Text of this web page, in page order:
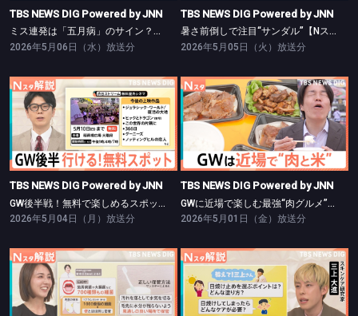
TBS NEWS DIG Powered by JNN
ミス連発は「五月病」のサイン？【Nスタ】
2026年5月06日（水）放送分
TBS NEWS DIG Powered by JNN
暑さ前倒しで注目“サンダル”【Nスタ】
2026年5月05日（火）放送分
TBS NEWS DIG Powered by JNN
GW後半戦！無料で楽しめるスポットをご紹介！【Nスタ】
TBS NEWS DIG Powered by JNN
GW後半戦！無料で楽しめるスポットをご紹介！【Nスタ】
2026年5月04日（月）放送分
TBS NEWS DIG Powered by JNN
GWに近場で楽しむ最強“肉グルメ”【Nスタ】
TBS NEWS DIG Powered by JNN
GWに近場で楽しむ最強“肉グルメ”【Nスタ】
2026年5月01日（金）放送分
TBS NEWS DIG Powered by JNN
細菌がいっぱい…歯ブラシ“新常識”【Nスタ】
TBS NEWS DIG Powered by JNN
意外と知らない日焼け止めの常識【Nスタ】